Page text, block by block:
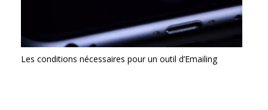
Les conditions nécessaires pour un outil d’Emailing